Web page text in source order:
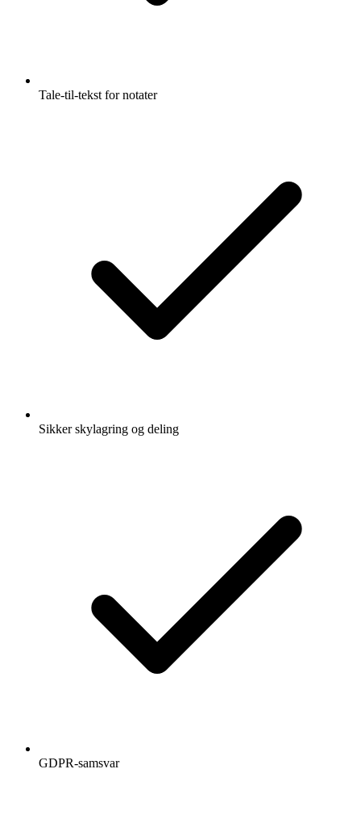
Tale-til-tekst for notater
Sikker skylagring og deling
GDPR-samsvar